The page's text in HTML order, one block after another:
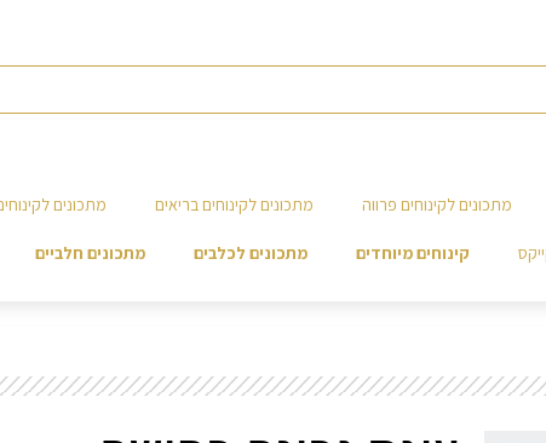
מתכונים לקינוחים פרווה מתכונים לקינוחים בריאים מתכונים
קינוחים מיוחדים מתכונים לכלבים מתכונים חלביים